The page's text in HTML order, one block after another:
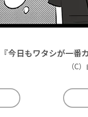
『今日もワタシが一番
（C